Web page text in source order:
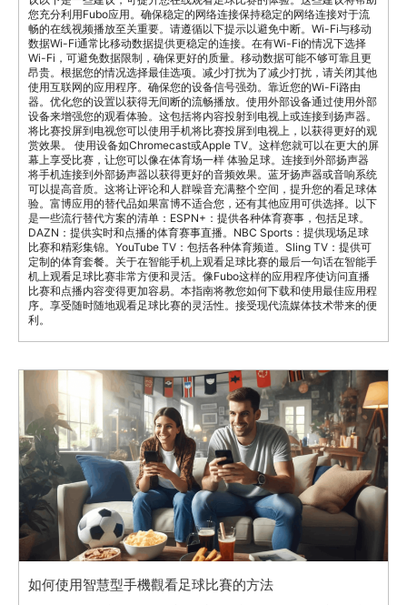
您充分利用Fubo应用。确保稳定的网络连接保持稳定的网络连接对于流
畅的在线视频播放至关重要。请遵循以下提示以避免中断。Wi-Fi与移动
数据Wi-Fi通常比移动数据提供更稳定的连接。在有Wi-Fi的情况下选择
Wi-Fi，可避免数据限制，确保更好的质量。移动数据可能不够可靠且更
昂贵。根据您的情况选择最佳选项。减少打扰为了减少打扰，请关闭其他
使用互联网的应用程序。确保您的设备信号强劲。靠近您的Wi-Fi路由
器。优化您的设置以获得无间断的流畅播放。使用外部设备通过使用外部
设备来增强您的观看体验。这包括将内容投射到电视上或连接到扬声器。
将比赛投屏到电视您可以使用手机将比赛投屏到电视上，以获得更好的观
赏效果。 使用设备如Chromecast或Apple TV。这样您就可以在更大的屏
幕上享受比赛，让您可以像在体育场一样 体验足球。连接到外部扬声器
将手机连接到外部扬声器以获得更好的音频效果。蓝牙扬声器或音响系统
可以提高音质。这将让评论和人群噪音充满整个空间，提升您的看足球体
验。富博应用的替代品如果富博不适合您，还有其他应用可供选择。以下
是一些流行替代方案的清单：ESPN+：提供各种体育赛事，包括足球。
DAZN：提供实时和点播的体育赛事直播。NBC Sports：提供现场足球
比赛和精彩集锦。YouTube TV：包括各种体育频道。Sling TV：提供可
定制的体育套餐。关于在智能手机上观看足球比赛的最后一句话在智能手
机上观看足球比赛非常方便和灵活。像Fubo这样的应用程序使访问直播
比赛和点播内容变得更加容易。本指南将教您如何下载和使用最佳应用程
序。享受随时随地观看足球比赛的灵活性。接受现代流媒体技术带来的便
利。
如何使用智慧型手機觀看足球比賽的方法